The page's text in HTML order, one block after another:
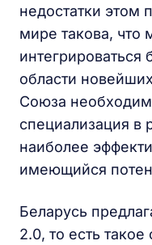
недостатки этом
мире такова,
интегрироваться
области
Союза
специализация в
наиболее
имеющийся
Беларусь
2.0, то есть